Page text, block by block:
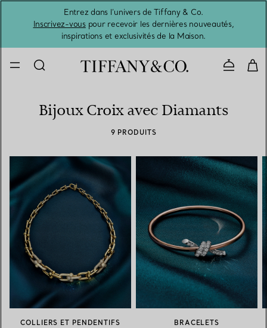
Entrez dans l’univers de Tiffany & Co.
Inscrivez-vouspour recevoir les dernières nouveautés,
inspirations et exclusivités de la Maison.
Bijoux Croix avec Diamants
9 PRODUITS
COLLIERS ET PENDENTIFS BRACELETS